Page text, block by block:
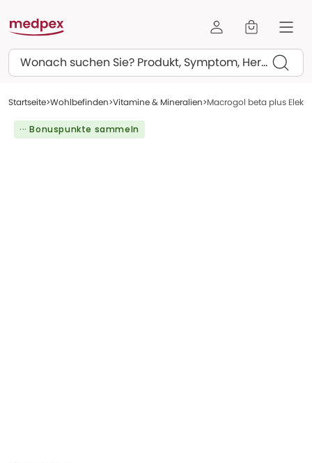
Suchen
Startseite Wohlbefinden Vitamine & Mineralien Macrogol beta plus
··· Bonuspunkte sammeln